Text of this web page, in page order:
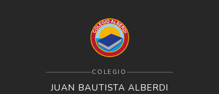
COLEGIO
JUAN BAUTISTA ALBERDI